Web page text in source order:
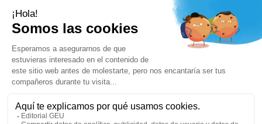
Lo más leído
Síguenos